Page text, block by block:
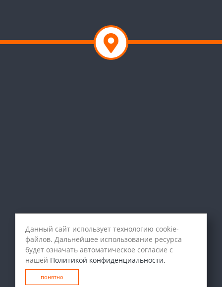
Данный сайт использует технологию cookie-
файлов. Дальнейшее использование ресурса
будет означать автоматическое согласие с
нашей Политикой конфиденциальности.
понятно